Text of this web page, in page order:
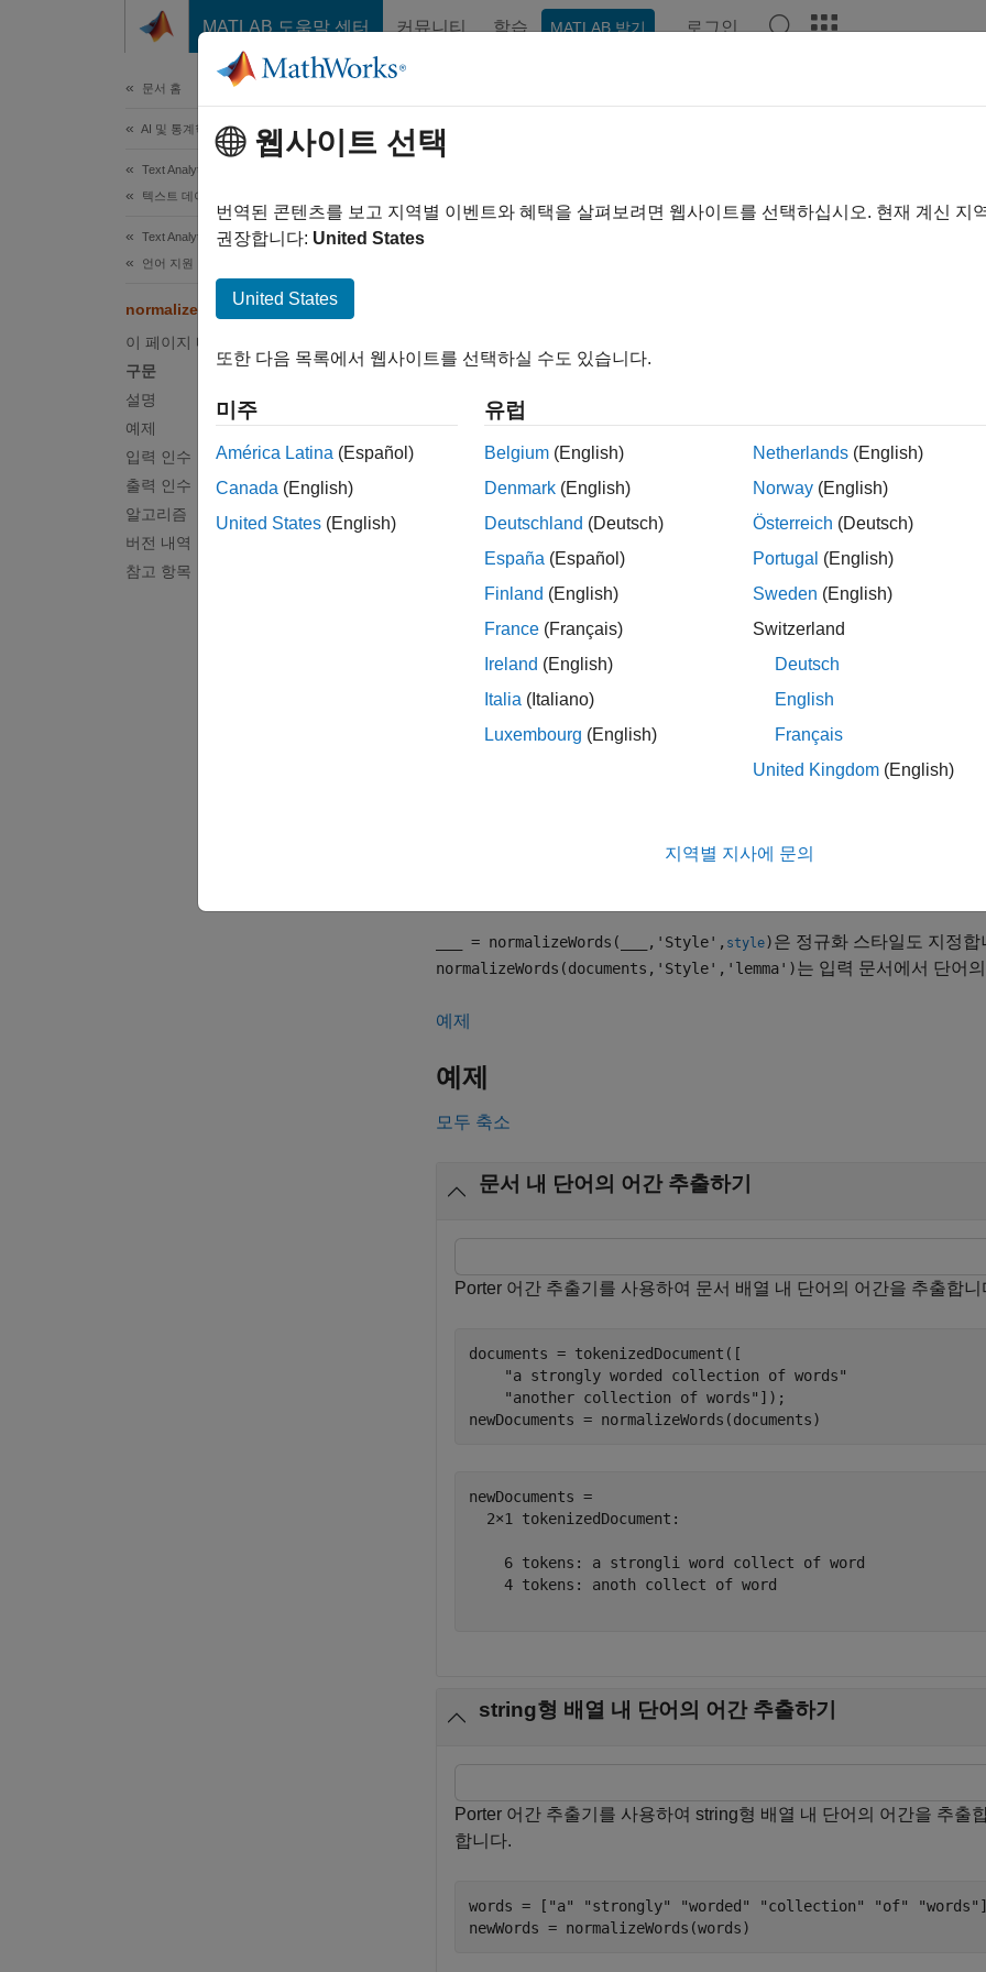
MATLAB 도움말 센터 커뮤니티 학습 MATLAB 받기 로그인
문서 홈
AI 및 통계학
Text Analytics Toolbox
텍스트 데이터 준비
Text Analytics Toolbox
언어 지원
normalizeWords
이 페이지 내용
구문
설명
예제
입력 인수
출력 인수
알고리즘
버전 내역
참고 항목
normalizeWords
단어의 어간 또는 표제어 추출
updatedWords = normalizeWords(words)
= normalizeWords(
설명
normalizeWords 를 사용하여 단어를 원형(root form)으로 줄입니다. 영
줄임)하려면'Style'옵션을'lemma' 로 설정하십시오.
이 함수는 한국어, 영어, 일본어, 독일어 텍스트를 지원합니다.
updatedDocuments= normalizeWords( documents)는documents
한국어와 일본어 텍스트의 경우 이 함수는 기본적으로 MeCab 토큰
는 string형 배열 words 에 있는
= normalizeWords( ,'Style', style)은 정규화 스타일도 지정
normalizeWords(documents,'Style','lemma')는 입력 문서에서 단어
예제
예제
모두 축소
문서 내 단어의 어간 추출하기
Porter 어간 추출기를 사용하여 문서 배열 내 단어의 어간을 추출합니
documents = tokenizedDocument([
"a strongly worded collection of words"
"another collection of words" ]);
newDocuments = normalizeWords(documents)
newDocuments =
  2×1 tokenizedDocument:
    6 tokens: a strongli word collect of word
    4 tokens: anoth collect of word
string형 배열 내 단어의 어간 추출하기
Porter 어간 추출기를 사용하여 string형 배열 내 단어의 어간을 추출
합니다.
words = [ "a" "strongly" "worded" "collection" "of" "words"
newWords = normalizeWords(words)
웹사이트 선택
번역된 콘텐츠를 보고 지역별 이벤트와 혜택을 살펴보려면 웹사이트를 선택하십시오. 현재 계신 지
권장합니다: United States
United States
또한 다음 목록에서 웹사이트를 선택하실 수도 있습니다.
미주
América Latina (Español)
Canada (English)
United States (English)
유럽
Belgium (English)
Denmark (English)
Deutschland (Deutsch)
España (Español)
Finland (English)
France (Français)
Ireland (English)
Italia (Italiano)
Luxembourg (English)
Netherlands (English)
Norway (English)
Österreich (Deutsch)
Portugal (English)
Sweden (English)
Switzerland
Deutsch
English
Français
United Kingdom (English)
지역별 지사에 문의